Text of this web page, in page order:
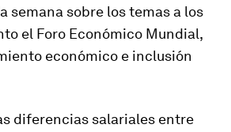
semana sobre los temas a los
el Foro Económico Mundial,
económico e inclusión
diferencias salariales entre